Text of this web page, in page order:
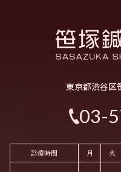
東京都渋谷区
03-
診療時間 月 火